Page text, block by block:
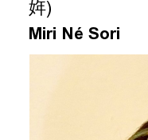
姩)
Miri Né Sori